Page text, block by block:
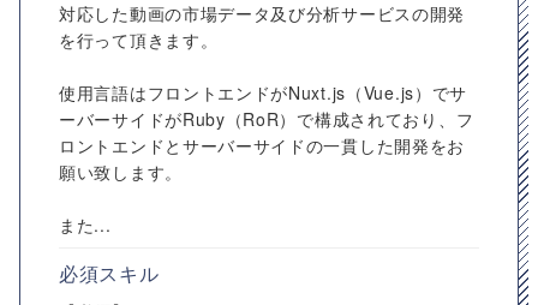
対応した動画の市場データ及び分析サービスの開発
を行って頂きます。
使用言語はフロントエンドがNuxt.js（Vue.js）でサ
ーバーサイドがRuby（RoR）で構成されており、フ
ロントエンドとサーバーサイドの一貫した開発をお
願い致します。
また...
必須スキル